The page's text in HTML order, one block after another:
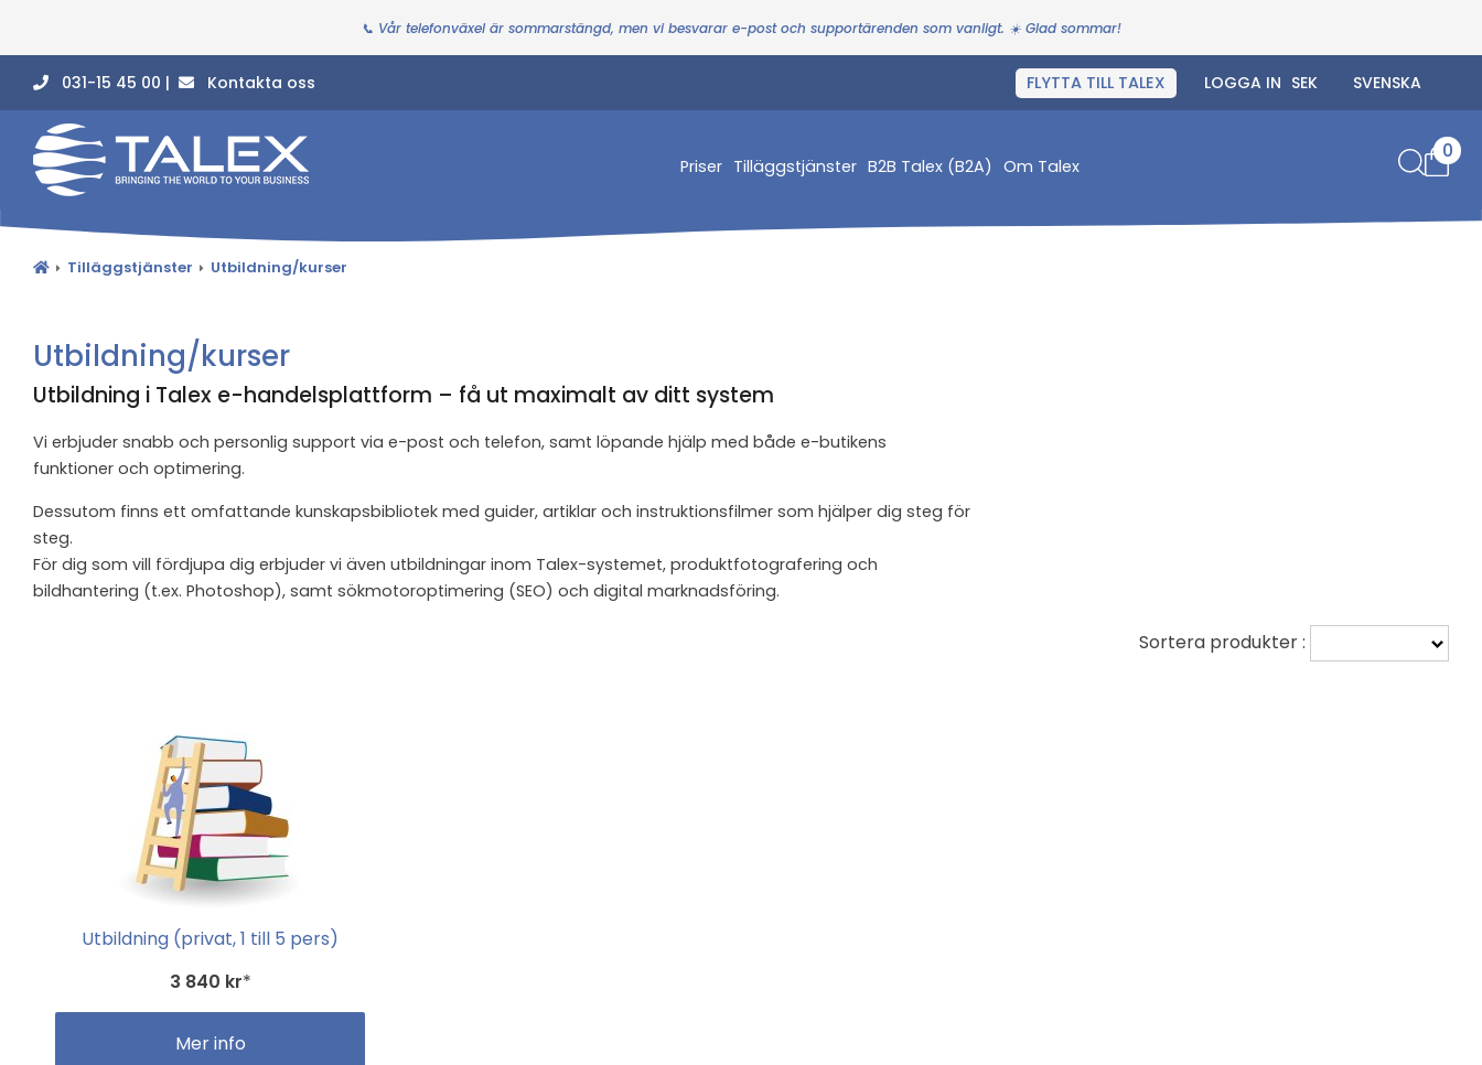
📞 Vår telefonväxel är sommarstängd, men vi besvarar e-post och supportärenden som vanligt. ☀️ Glad sommar!
031-15 45 00 | Kontakta oss FLYTTA TILL TALEX LOGGA IN
Priser Tilläggstjänster B2B Talex (B2A) Om Talex
0
Tilläggstjänster Utbildning/kurser
Utbildning/kurser
Utbildning i Talex e-handelsplattform – få ut maximalt av ditt system
Vi erbjuder snabb och personlig support via e-post och telefon, samt löpande hjälp med både e-butikens
funktioner och optimering.
Dessutom finns ett omfattande kunskapsbibliotek med guider, artiklar och instruktionsfilmer som hjälper dig steg för
steg.
För dig som vill fördjupa dig erbjuder vi även utbildningar inom Talex-systemet, produktfotografering och
bildhantering (t.ex. Photoshop), samt sökmotoroptimering (SEO) och digital marknadsföring.
Sortera produkter :
Utbildning (privat, 1 till 5 pers)
3 840 kr*
Mer info